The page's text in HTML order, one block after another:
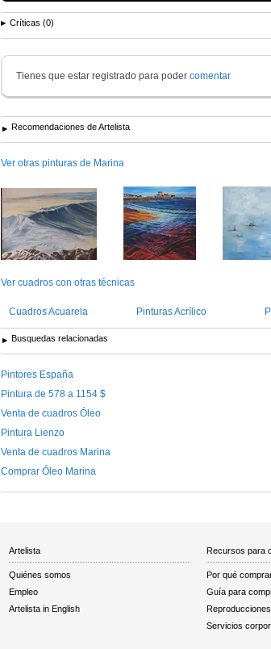
-Mi verdadero anhelo es hacer algo bueno, y cuando
López Magazine La Vanguardia.
Críticas (0)
Tienes que estar registrado para poder comentar
Recomendaciones de Artelista
Ver otras pinturas de Marina
Ver cuadros con otras técnicas
Cuadros Acuarela Pinturas Acrílico
Busquedas relacionadas
Pintores España
Pintura de 578 a 1154 $
Venta de cuadros Óleo
Pintura Lienzo
Venta de cuadros Marina
Comprar Óleo Marina
Artelista
Quiénes somos
Empleo
Artelista in English
Recursos para
Por qué
Guía para
Reproducciones
Servicios